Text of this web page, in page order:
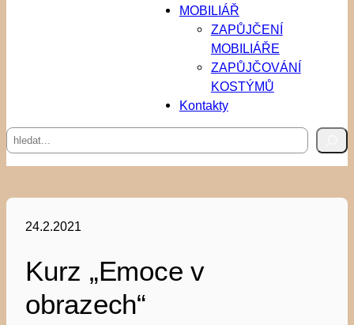
MOBILIÁŘ
ZAPŮJČENÍ
MOBILIÁŘE
ZAPŮJČOVÁNÍ
KOSTÝMŮ
Kontakty
Hledat
24.2.2021
Kurz „Emoce v
obrazech“